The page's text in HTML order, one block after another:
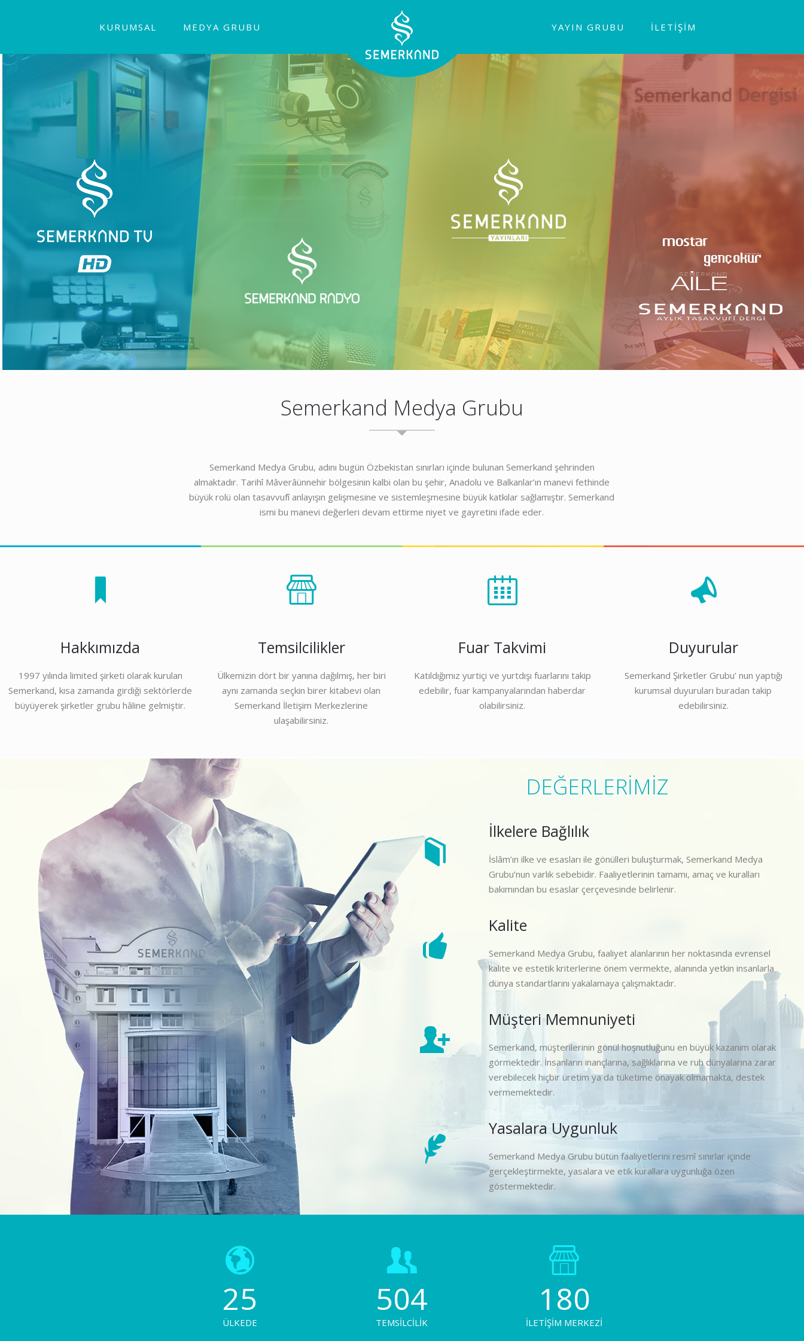
KURUMSAL MEDYA GRUBU YAYIN GRUBU İLETİŞİM
Semerkand Medya Grubu
Semerkand Medya Grubu, adını bugün Özbekistan sınırları içinde bulunan Semerkand şehrinden
almaktadır. Tarihî Mâverâünnehir bölgesinin kalbi olan bu şehir, Anadolu ve Balkanlar’ın manevi fethinde
büyük rolü olan tasavvufî anlayışın gelişmesine ve sistemleşmesine büyük katkılar sağlamıştır. Semerkand
ismi bu manevi değerleri devam ettirme niyet ve gayretini ifade eder.
Hakkımızda
1997 yılında limited şirketi olarak kurulan
Semerkand, kısa zamanda girdiği sektörlerde
büyüyerek şirketler grubu hâline gelmiştir.
Temsilcilikler
Ülkemizin dört bir yanına dağılmış, her biri
aynı zamanda seçkin birer kitabevi olan
Semerkand İletişim Merkezlerine
ulaşabilirsiniz.
Fuar Takvimi
Katıldığımız yurtiçi ve yurtdışı fuarlarını takip
edebilir, fuar kampanyalarından haberdar
olabilirsiniz.
Duyurular
Semerkand Şirketler Grubu’ nun yaptığı
kurumsal duyuruları buradan takip
edebilirsiniz.
DEĞERLERİMİZ
İlkelere Bağlılık
İslâm’ın ilke ve esasları ile gönülleri buluşturmak, Semerkand Medya
Grubu’nun varlık sebebidir. Faaliyetlerinin tamamı, amaç ve kuralları
bakımından bu esaslar çerçevesinde belirlenir.
Kalite
Semerkand Medya Grubu, faaliyet alanlarının her noktasında evrensel
kalite ve estetik kriterlerine önem vermekte, alanında yetkin insanlarla
dünya standartlarını yakalamaya çalışmaktadır.
Müşteri Memnuniyeti
Semerkand, müşterilerinin gönül hoşnutluğunu en büyük kazanım olarak
görmektedir. İnsanların inançlarına, sağlıklarına ve ruh dünyalarına zarar
verebilecek hiçbir üretim ya da tüketime önayak olmamakta, destek
vermemektedir.
Yasalara Uygunluk
Semerkand Medya Grubu bütün faaliyetlerini resmî sınırlar içinde
gerçekleştirmekte, yasalara ve etik kurallara uygunluğa özen
göstermektedir.
25
ÜLKEDE
504
TEMSİLCİLİK
180
İLETİŞİM MERKEZİ